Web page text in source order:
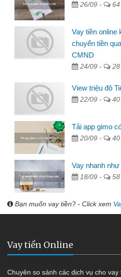
26/09 - 64
Vay tiền online
chuyển tiền
CMND
24/09 - 28
View triệu đô
22/09 - 40
Tải app gimo
20/09 - 40
Vay nhanh
18/09 - 58
Bạn muốn vay tiền? - Click xem
Vay tiền Online
Chuyên so sánh các dịch vụ cho